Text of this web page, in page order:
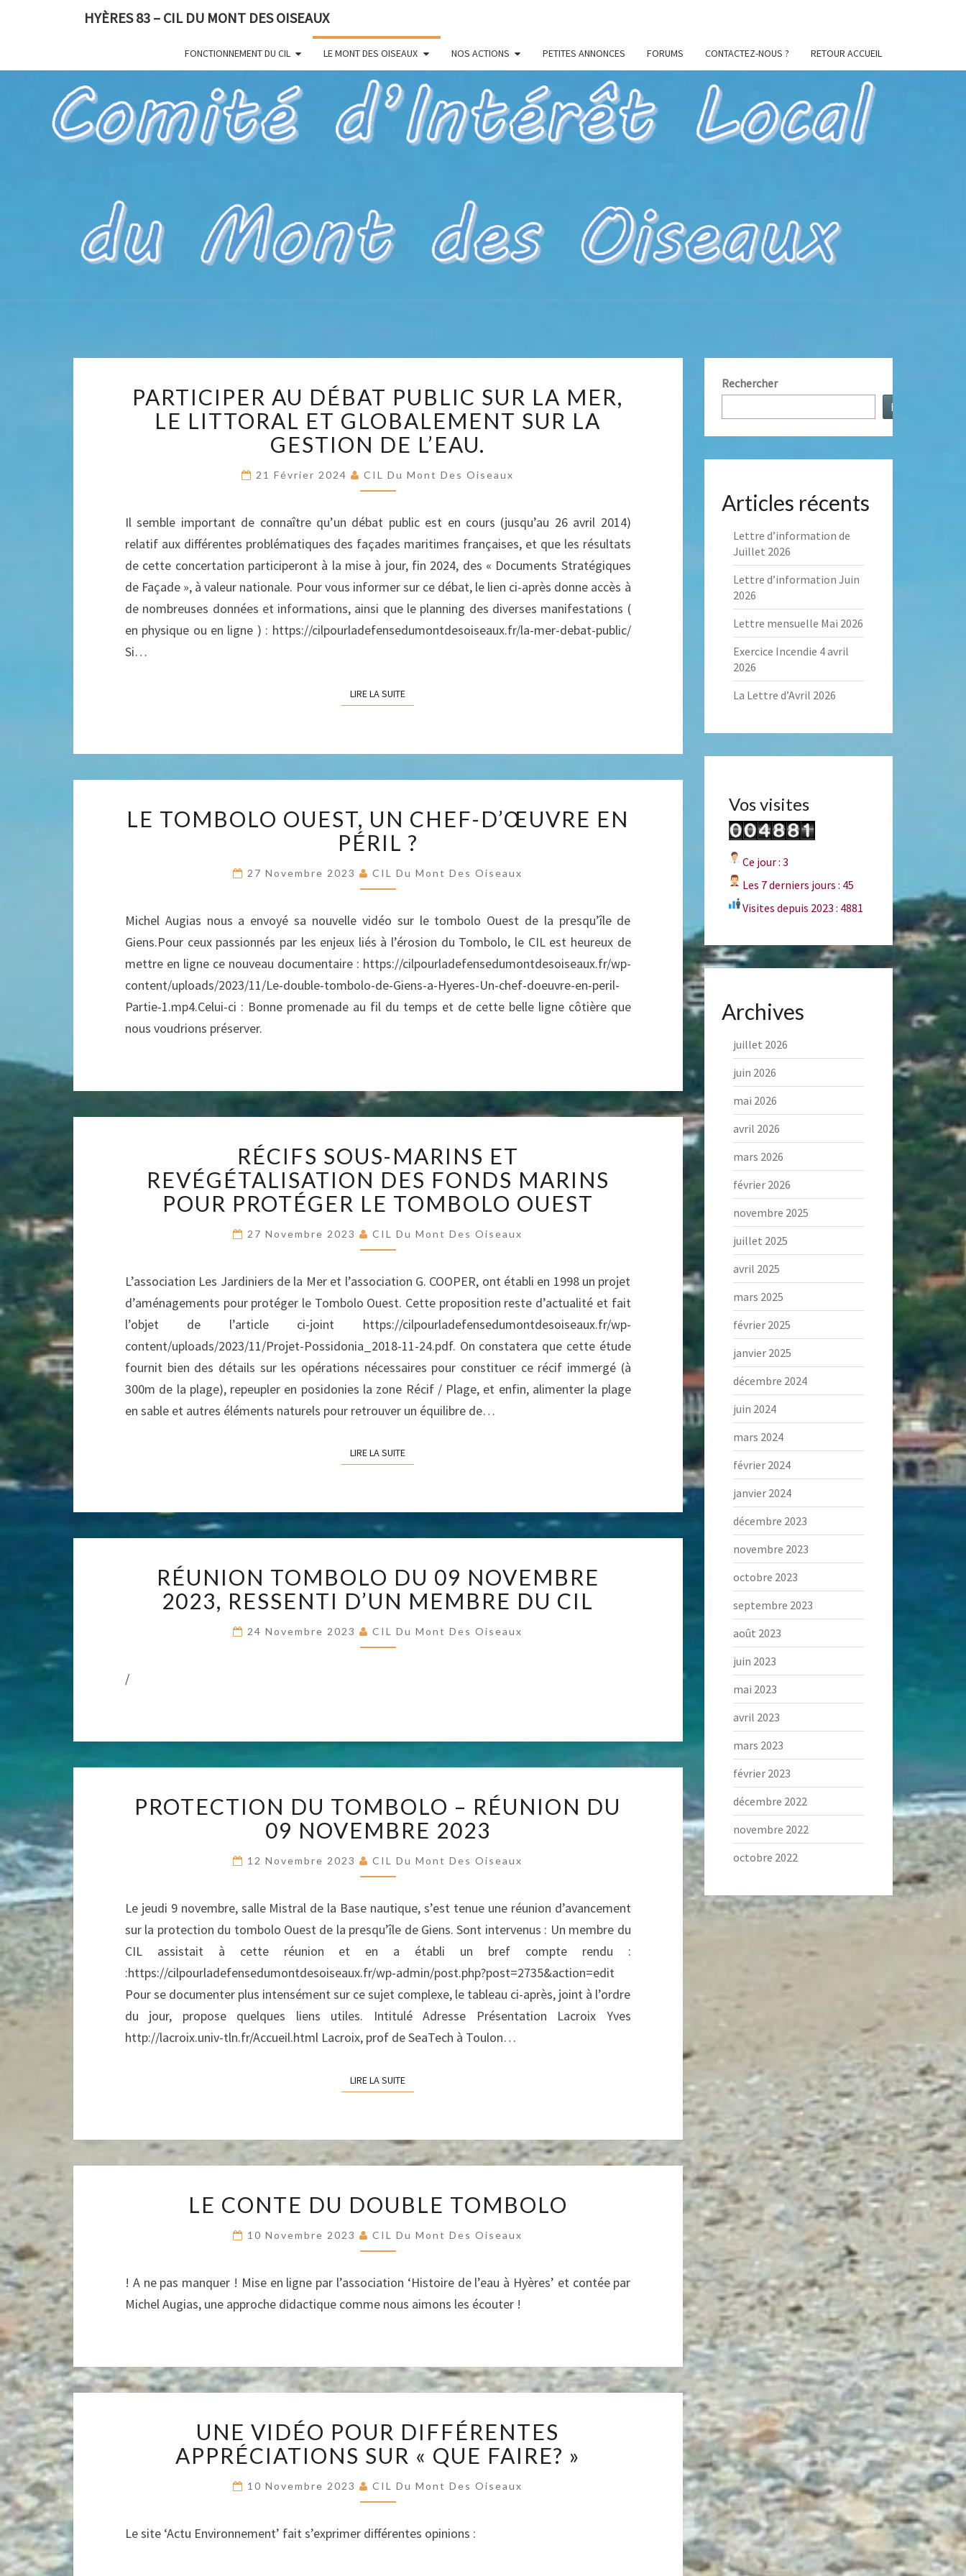
HYÈRES 83 – CIL DU MONT DES OISEAUX
FONCTIONNEMENT DU CIL LE MONT DES OISEAUX NOS ACTIONS PETITES ANNONCES FORUMS CONTACTEZ-NOUS ? RETOUR ACCUEIL
HYÈRES
83 – CIL
MONT
DES
OISEAUX
Exceptionnel,
À Valoriser
Et Préserver
AU
DÉBAT
PUBLIC
SUR
LA
MER,
LITTORAL
ET
GLOBALEMENT
SUR
LA
GESTION
DE
PARTICIPER AU DÉBAT PUBLIC SUR LA MER,
LE LITTORAL ET GLOBALEMENT SUR LA
GESTION DE L’EAU.
21 Février 2024 CIL Du Mont Des Oiseaux
Il semble important de connaître qu’un débat public est en cours (jusqu’au 26 avril 2014)
relatif aux différentes problématiques des façades maritimes françaises, et que les résultats
de cette concertation participeront à la mise à jour, fin 2024, des « Documents Stratégiques
de Façade », à valeur nationale. Pour vous informer sur ce débat, le lien ci-après donne accès à
de nombreuses données et informations, ainsi que le planning des diverses manifestations (
en physique ou en ligne ) : https://cilpourladefensedumontdesoiseaux.fr/la-mer-debat-public/
Si…
LIRE LA SUITELIRE LA SUITE
TOMBOLO
OUEST,
UN
CHEF-
D’ŒUVRE
PÉRIL
?
LE TOMBOLO OUEST, UN CHEF-D’ŒUVRE EN
PÉRIL ?
27 Novembre 2023 CIL Du Mont Des Oiseaux
Michel Augias nous a envoyé sa nouvelle vidéo sur le tombolo Ouest de la presqu’île de
Giens.Pour ceux passionnés par les enjeux liés à l’érosion du Tombolo, le CIL est heureux de
mettre en ligne ce nouveau documentaire : https://cilpourladefensedumontdesoiseaux.fr/wp-
content/uploads/2023/11/Le-double-tombolo-de-Giens-a-Hyeres-Un-chef-doeuvre-en-peril-
Partie-1.mp4.Celui-ci : Bonne promenade au fil du temps et de cette belle ligne côtière que
nous voudrions préserver.
SOUS-
MARINS
ET
REVÉGÉTALISATION
DES
FONDS
POUR
PROTÉGER
LE
TOMBOLO
OUEST
RÉCIFS SOUS-MARINS ET
REVÉGÉTALISATION DES FONDS MARINS
POUR PROTÉGER LE TOMBOLO OUEST
27 Novembre 2023 CIL Du Mont Des Oiseaux
L’association Les Jardiniers de la Mer et l’association G. COOPER, ont établi en 1998 un projet
d’aménagements pour protéger le Tombolo Ouest. Cette proposition reste d’actualité et fait
l’objet de l’article ci-joint https://cilpourladefensedumontdesoiseaux.fr/wp-
content/uploads/2023/11/Projet-Possidonia_2018-11-24.pdf. On constatera que cette étude
fournit bien des détails sur les opérations nécessaires pour constituer ce récif immergé (à
300m de la plage), repeupler en posidonies la zone Récif / Plage, et enfin, alimenter la plage
en sable et autres éléments naturels pour retrouver un équilibre de…
LIRE LA SUITELIRE LA SUITE
TOMBOLO
DU
09
NOVEMBRE
2023,
CIL
RÉUNION TOMBOLO DU 09 NOVEMBRE
2023, RESSENTI D’UN MEMBRE DU CIL
24 Novembre 2023 CIL Du Mont Des Oiseaux
/
DU
TOMBOLO
–
RÉUNION
DU
NOVEMBRE
2023
PROTECTION DU TOMBOLO – RÉUNION DU
09 NOVEMBRE 2023
12 Novembre 2023 CIL Du Mont Des Oiseaux
Le jeudi 9 novembre, salle Mistral de la Base nautique, s’est tenue une réunion d’avancement
sur la protection du tombolo Ouest de la presqu’île de Giens. Sont intervenus : Un membre du
CIL assistait à cette réunion et en a établi un bref compte rendu :
:https://cilpourladefensedumontdesoiseaux.fr/wp-admin/post.php?post=2735&action=edit
Pour se documenter plus intensément sur ce sujet complexe, le tableau ci-après, joint à l’ordre
du jour, propose quelques liens utiles. Intitulé Adresse Présentation Lacroix Yves
http://lacroix.univ-tln.fr/Accueil.html Lacroix, prof de SeaTech à Toulon…
LIRE LA SUITELIRE LA SUITE
CONTE
DOUBLE
LE CONTE DU DOUBLE TOMBOLO
10 Novembre 2023 CIL Du Mont Des Oiseaux
! A ne pas manquer ! Mise en ligne par l’association ‘Histoire de l’eau à Hyères’ et contée par
Michel Augias, une approche didactique comme nous aimons les écouter !
VIDÉO
POUR
DIFFÉRENTES
APPRÉCIATIONS
SUR
FAIRE? »
UNE VIDÉO POUR DIFFÉRENTES
APPRÉCIATIONS SUR « QUE FAIRE? »
10 Novembre 2023 CIL Du Mont Des Oiseaux
Le site ‘Actu Environnement’ fait s’exprimer différentes opinions :
Rechercher
Rechercher
Articles récents
Lettre d’information de
Juillet 2026
Lettre d’information Juin
2026
Lettre mensuelle Mai 2026
Exercice Incendie 4 avril
2026
La Lettre d’Avril 2026
Vos visites
Ce jour : 3
Les 7 derniers jours : 45
Visites depuis 2023 : 4881
Archives
juillet 2026
juin 2026
mai 2026
avril 2026
mars 2026
février 2026
novembre 2025
juillet 2025
avril 2025
mars 2025
février 2025
janvier 2025
décembre 2024
juin 2024
mars 2024
février 2024
janvier 2024
décembre 2023
novembre 2023
octobre 2023
septembre 2023
août 2023
juin 2023
mai 2023
avril 2023
mars 2023
février 2023
décembre 2022
novembre 2022
octobre 2022